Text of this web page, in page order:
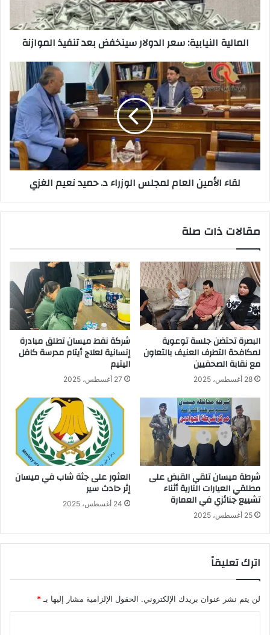
المالية النيابية: سعر الدولار سينخفض بعد تنفيذ الموازنة
لقاء
الأمين
العام
لمجلس
الوزراء
د.
حميد
نعيم
الغزي
لقاء الأمين العام لمجلس الوزراء د. حميد نعيم الغزي
مقالات ذات صلة
البصرة تحتضن جلسة توعوية
لمكافحة التطرف العنيف بالتعاون
مع نقابة الصحفيين
28 أغسطس، 2025
شركة نفط ميسان تطلق مبادرة
إنسانية لعلاج أيتام مدرسة كافل
اليتيم
27 أغسطس، 2025
شرطة ميسان تلقي القبض على
مطلقي العيارات النارية أثناء
تشييع جنائزي في العمارة
25 أغسطس، 2025
العثور على جثة شاب في ميسان
إثر حادث سير
24 أغسطس، 2025
اترك تعليقاً
لن يتم نشر عنوان بريدك الإلكتروني. الحقول الإلزامية مشار إليها بـ *